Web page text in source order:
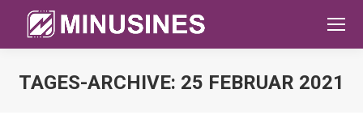
TAGES-ARCHIVE: 25 FEBRUAR 2021